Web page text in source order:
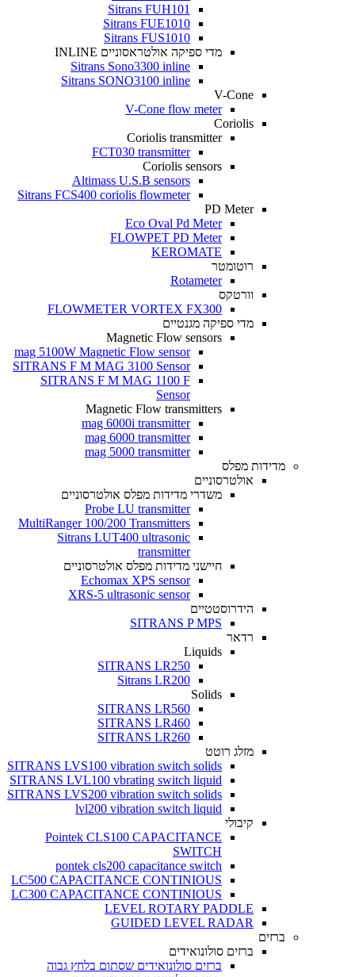
Sitrans FUH101
Sitrans FUE1010
Sitrans FUS1010
מדי ספיקה אולטראסוניים INLINE
Sitrans Sono3300 inline
Sitrans SONO3100 inline
V-Cone
V-Cone flow meter
Coriolis
Coriolis transmitter
FCT030 transmitter
Coriolis sensors
Altimass U.S.B sensors
Sitrans FCS400 coriolis flowmeter
PD Meter
Eco Oval Pd Meter
FLOWPET PD Meter
KEROMATE
רוטומטר
Rotameter
וורטקס
FLOWMETER VORTEX FX300
מדי ספיקה מגנטיים
Magnetic Flow sensors
mag 5100W Magnetic Flow sensor
SITRANS F M MAG 3100 Sensor
SITRANS F M MAG 1100 F
Sensor
Magnetic Flow transmitters
mag 6000i transmitter
mag 6000 transmitter
mag 5000 transmitter
מדידות מפלס
אולטרסוניים
משדרי מדידות מפלס אולטרסוניים
Probe LU transmitter
MultiRanger 100/200 Transmitters
Sitrans LUT400 ultrasonic
transmitter
חיישני מדידות מפלס אולטרסוניים
Echomax XPS sensor
XRS-5 ultrasonic sensor
הידרוסטטיים
SITRANS P MPS
רדאר
Liquids
SITRANS LR250
Sitrans LR200
Solids
SITRANS LR560
SITRANS LR460
SITRANS LR260
מזלג רוטט
SITRANS LVS100 vibration switch solids
SITRANS LVL100 vbrating switch liquid
SITRANS LVS200 vibration switch solids
lvl200 vibration switch liquid
קיבולי
Pointek CLS100 CAPACITANCE
SWITCH
pontek cls200 capacitance switch
LC500 CAPACITANCE CONTINIOUS
LC300 CAPACITANCE CONTINIOUS
LEVEL ROTARY PADDLE
GUIDED LEVEL RADAR
ברזים
ברזים סולונואידים
ברזים סולונואידים שסתום בלחץ גבוה